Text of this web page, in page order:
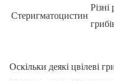
Стеригматоцистин
Різні
Оскільки деякі цвілеві